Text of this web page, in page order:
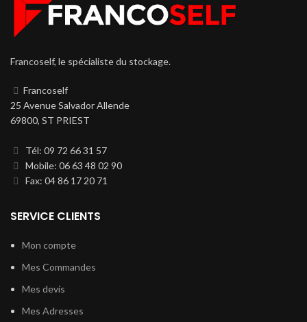
Francoself, le spécialiste du stockage.
Francoself
25 Avenue Salvador Allende
69800, ST PRIEST
Tél: 09 72 66 31 57
Mobile: 06 63 48 02 90
Fax: 04 86 17 20 71
SERVICE CLIENTS
Mon compte
Mes Commandes
Mes devis
Mes Adresses